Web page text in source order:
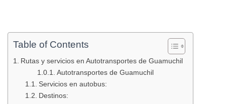
Table of Contents
Rutas y servicios en Autotransportes de Guamuchil
Autotransportes de Guamuchil
Servicios en autobus:
Destinos: